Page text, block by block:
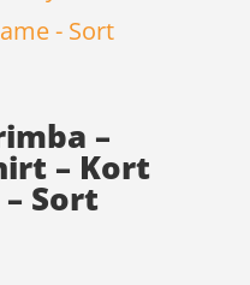
–
– Kort
Sort